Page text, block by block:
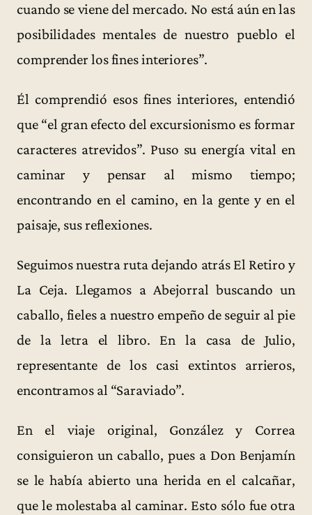
cuando se viene del mercado. No está aún en las
posibilidades mentales de nuestro pueblo el
comprender los fines interiores”.
Él comprendió esos fines interiores, entendió
que “el gran efecto del excursionismo es formar
caracteres atrevidos”. Puso su energía vital en
caminar y pensar al mismo tiempo;
encontrando en el camino, en la gente y en el
paisaje, sus reflexiones.
Seguimos nuestra ruta dejando atrás El Retiro y
La Ceja. Llegamos a Abejorral buscando un
caballo, fieles a nuestro empeño de seguir al pie
de la letra el libro. En la casa de Julio,
representante de los casi extintos arrieros,
encontramos al “Saraviado”.
En el viaje original, González y Correa
consiguieron un caballo, pues a Don Benjamín
se le había abierto una herida en el calcañar,
que le molestaba al caminar. Esto sólo fue otra